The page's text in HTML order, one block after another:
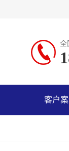
全
客户案